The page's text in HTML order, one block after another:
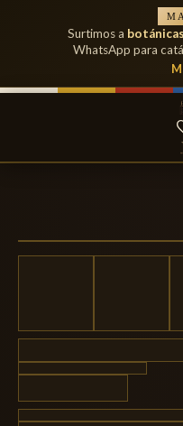
Surtimos a
WhatsApp para